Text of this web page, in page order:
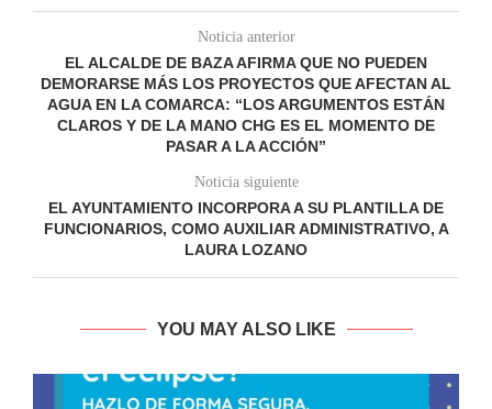
Noticia anterior
EL ALCALDE DE BAZA AFIRMA QUE NO PUEDEN
DEMORARSE MÁS LOS PROYECTOS QUE AFECTAN AL
AGUA EN LA COMARCA: “LOS ARGUMENTOS ESTÁN
CLAROS Y DE LA MANO CHG ES EL MOMENTO DE
PASAR A LA ACCIÓN”
Noticia siguiente
EL AYUNTAMIENTO INCORPORA A SU PLANTILLA DE
FUNCIONARIOS, COMO AUXILIAR ADMINISTRATIVO, A
LAURA LOZANO
YOU MAY ALSO LIKE